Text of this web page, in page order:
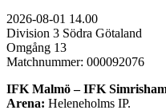
2026-08-01 14.00
Division 3 Södra Götaland
Omgång 13
Matchnummer: 000092076
IFK Malmö – IFK
Arena: Heleneholms IP.